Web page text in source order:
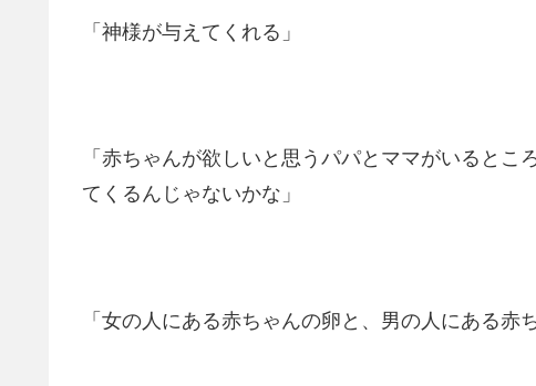
「神様が与えてくれる」
「赤ちゃんが欲しいと思うパパとママがいると
てくるんじゃないかな」
「女の人にある赤ちゃんの卵と、男の人にある赤